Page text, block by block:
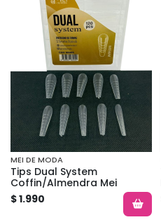
MEI DE MODA
Tips Dual System
Coffin/Almendra Mei
$ 1.990